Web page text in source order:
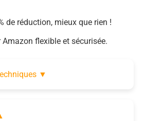
de réduction, mieux que rien !
flexible et sécurisée.
▼